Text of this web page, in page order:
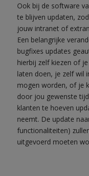
Ook bij de software
te blijven updaten,
jouw intranet of
Een belangrijke
bugfixes updates
hierbij zelf kiezen of
laten doen, je zelf wil
mogen worden, of je
door jou gewenste
klanten te hoeven
neemt. De update
functionaliteiten)
uitgevoerd moeten